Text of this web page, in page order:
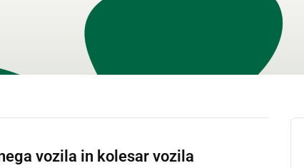
vozila in kolesar vozila